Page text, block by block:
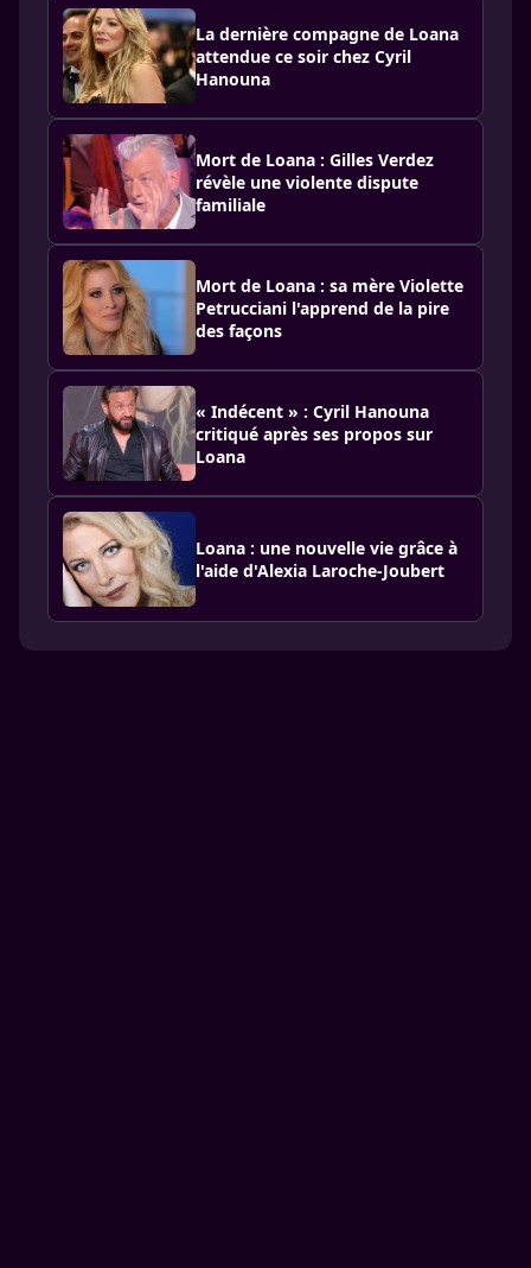
La dernière compagne de Loana
attendue ce soir chez Cyril
Hanouna
Mort de Loana : Gilles Verdez
révèle une violente dispute
familiale
Mort de Loana : sa mère Violette
Petrucciani l'apprend de la pire
des façons
« Indécent » : Cyril Hanouna
critiqué après ses propos sur
Loana
Loana : une nouvelle vie grâce à
l'aide d'Alexia Laroche-Joubert